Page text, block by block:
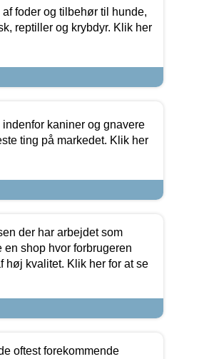
foder og tilbehør til hunde,
reptiller og krybdyr. Klik her
kaniner og gnavere
ting på markedet. Klik her
der har arbejdet som
shop hvor forbrugeren
høj kvalitet. Klik her for at se
oftest forekommende